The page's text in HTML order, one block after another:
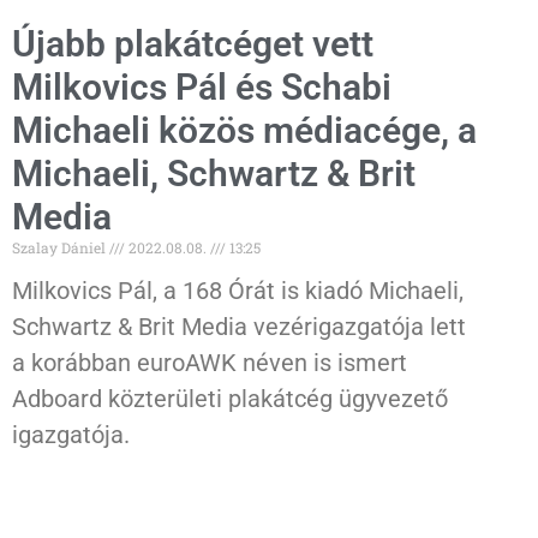
Újabb plakátcéget vett
Milkovics Pál és Schabi
Michaeli közös médiacége, a
Michaeli, Schwartz & Brit
Media
Szalay Dániel 2022.08.08. 13:25
Milkovics Pál, a 168 Órát is kiadó Michaeli,
Schwartz & Brit Media vezérigazgatója lett
a korábban euroAWK néven is ismert
Adboard közterületi plakátcég ügyvezető
igazgatója.